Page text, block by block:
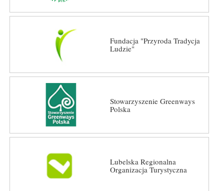
Fundacja "Przyroda Tradycja
Ludzie"
Stowarzyszenie Greenways
Polska
Lubelska Regionalna
Organizacja Turystyczna